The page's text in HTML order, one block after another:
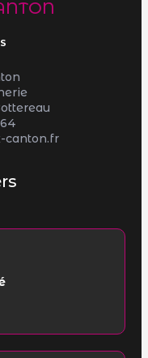
canton.fr